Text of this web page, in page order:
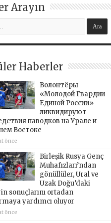
Arayın
Haberler
Волонтёры
«Молодой Гвардии
Единой России»
ликвидируют
паводков на Урале и
Востоке
önce
Birleşik Rusya Genç
Muhafızları’ndan
gönüllüler, Ural ve
Uzak Doğu’daki
sonuçlarını ortadan
yardımcı oluyor
önce